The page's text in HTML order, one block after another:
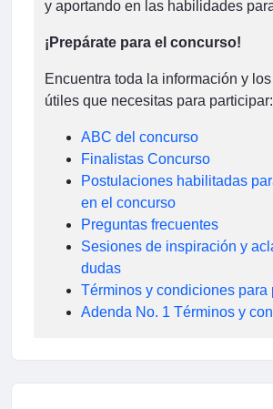
y aportando en las habilidades
¡Prepárate para el concurso!
Encuentra toda la información y
útiles que necesitas para participar:
ABC del concurso
Finalistas Concurso
Postulaciones habilitadas
en el concurso
Preguntas frecuentes
Sesiones de inspiración y
dudas
Términos y condiciones para
Adenda No. 1 Términos y